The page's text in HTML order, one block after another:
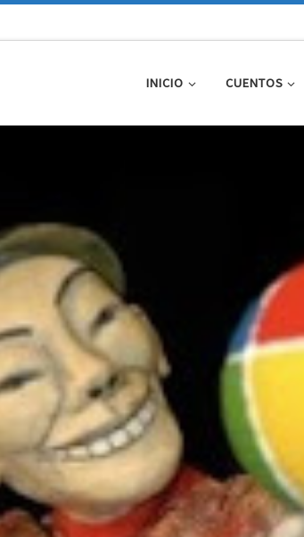
INICIO CUENTOS